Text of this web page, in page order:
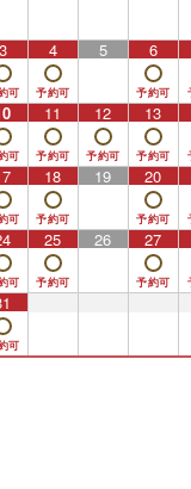
3 4 5 6
11 12 13
18 19 20
25 26 27